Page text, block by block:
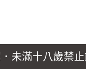
未滿十八歲禁